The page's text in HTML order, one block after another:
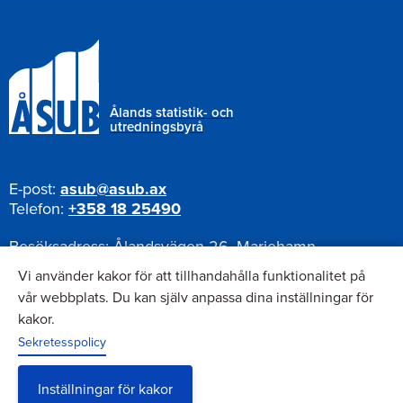
Ålands statistik- och
utredningsbyrå
E-post: asub@asub.ax
Telefon: +358 18 25490
Besöksadress:Ålandsvägen 26, Mariehamn
Postadress:
Pb 1187, AX-22111 Mariehamn
Nyhetsbrev
Anmäl dig till vårt nyhetsbrev
Vi använder kakor för att tillhandahålla funktionalitet på
vår webbplats. Du kan själv anpassa dina inställningar för
kakor.
Sekretesspolicy
Inställningar för kakor